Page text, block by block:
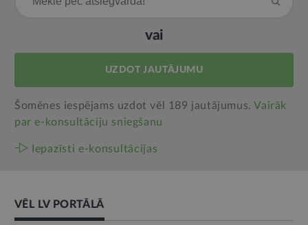
vai
UZDOT JAUTĀJUMU
Šomēnes iespējams uzdot vēl 189 jautājumus.Vairāk
par e‑konsultāciju sniegšanu
Iepazīsti e-konsultācijas
VĒL LV PORTĀLĀ